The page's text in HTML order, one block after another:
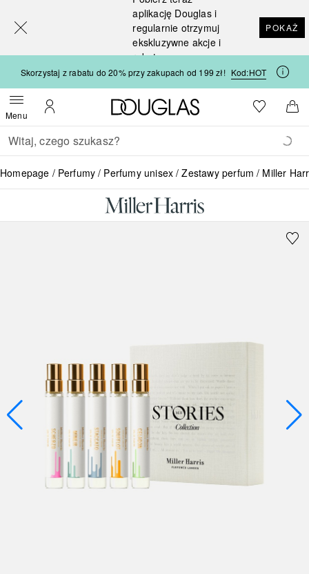
aplikację Douglas i
regularnie otrzymuj
ekskluzywne akcje i
rabaty
POKAŻ
Skorzystaj z rabatu do 20% przy zakupach od 199 zł! Kod:HOT
MenuOtwórz menuMoje konto
Strona główna Douglas
Do listyDo
Wracać
Wykonaj wyszukiwanie
Homepage Perfumy Perfumy unisex Zestawy perfum Miller
[navigation.slideout.screenreader]